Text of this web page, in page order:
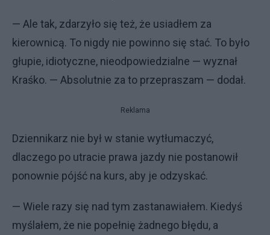
— Ale tak, zdarzyło się też, że usiadłem za
kierownicą. To nigdy nie powinno się stać. To było
głupie, idiotyczne, nieodpowiedzialne — wyznał
Kraśko. — Absolutnie za to przepraszam — dodał.
Reklama
Dziennikarz nie był w stanie wytłumaczyć,
dlaczego po utracie prawa jazdy nie postanowił
ponownie pójść na kurs, aby je odzyskać.
— Wiele razy się nad tym zastanawiałem. Kiedyś
myślałem, że nie popełnię żadnego błędu, a